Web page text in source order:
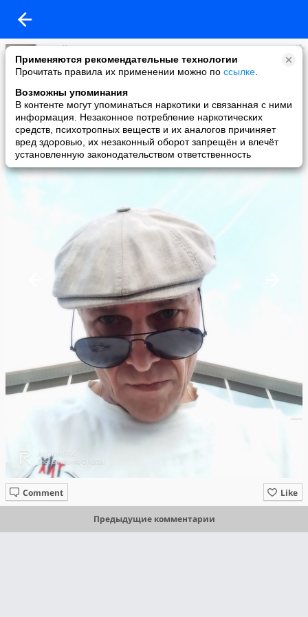
Применяются рекомендательные технологии
Прочитать правила их применении можно по ссылке
Возможны упоминания
В контенте могут упоминаться наркотики и связанная с ними
информация. Незаконное потребление наркотических
средств, психотропных веществ и их аналогов причиняет
вред здоровью, их незаконный оборот запрещён и влечёт
установленную законодательством ответственность
Юрий Большаков
added a photo
04 Jun в 13:14
Like
Comment
Предыдущие комментарии